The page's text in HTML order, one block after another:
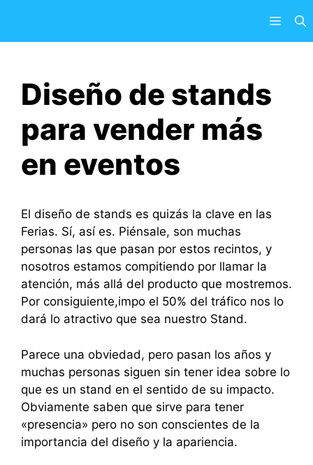
contenido
Menú
Diseño de stands
para vender más
en eventos
El diseño de stands es quizás la clave en las
Ferias. Sí, así es. Piénsale, son muchas
personas las que pasan por estos recintos, y
nosotros estamos compitiendo por llamar la
atención, más allá del producto que mostremos.
Por consiguiente,impo el 50% del tráfico nos lo
dará lo atractivo que sea nuestro Stand.
Parece una obviedad, pero pasan los años y
muchas personas siguen sin tener idea sobre lo
que es un stand en el sentido de su impacto.
Obviamente saben que sirve para tener
«presencia» pero no son conscientes de la
importancia del diseño y la apariencia.